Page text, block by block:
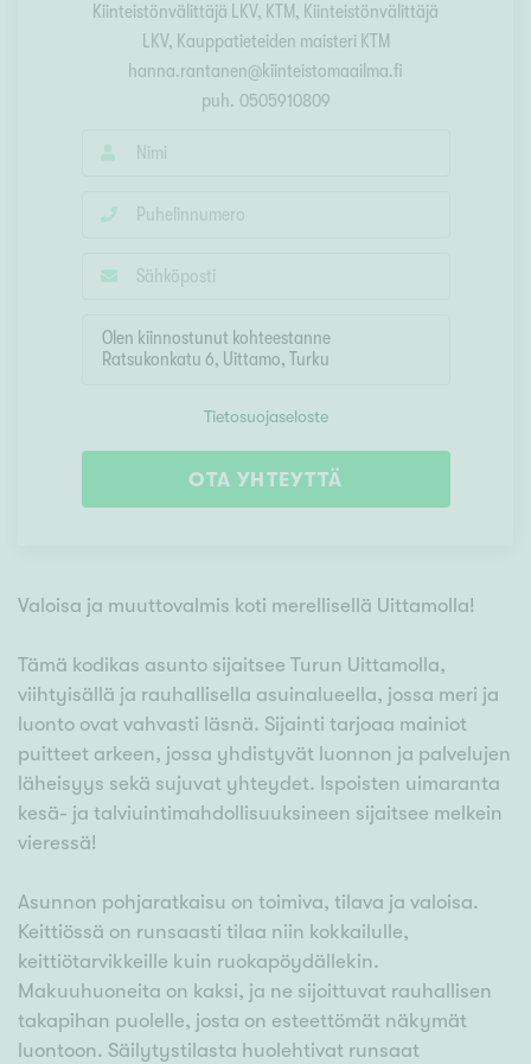
Kiinteistönvälittäjä LKV, KTM, Kiinteistönvälittäjä
LKV, Kauppatieteiden maisteri KTM
hanna.rantanen@kiinteistomaailma.fi
puh. 0505910809
Tietosuojaseloste
OTA YHTEYTTÄ
Valoisa ja muuttovalmis koti merellisellä Uittamolla!
Tämä kodikas asunto sijaitsee Turun Uittamolla,
viihtyisällä ja rauhallisella asuinalueella, jossa meri ja
luonto ovat vahvasti läsnä. Sijainti tarjoaa mainiot
puitteet arkeen, jossa yhdistyvät luonnon ja palvelujen
läheisyys sekä sujuvat yhteydet. Ispoisten uimaranta
kesä- ja talviuintimahdollisuuksineen sijaitsee melkein
vieressä!
Asunnon pohjaratkaisu on toimiva, tilava ja valoisa.
Keittiössä on runsaasti tilaa niin kokkailulle,
keittiötarvikkeille kuin ruokapöydällekin.
Makuuhuoneita on kaksi, ja ne sijoittuvat rauhallisen
takapihan puolelle, josta on esteettömät näkymät
luontoon. Säilytystilasta huolehtivat runsaat